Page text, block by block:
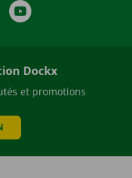
LinkedIn
Dockx
et promotions